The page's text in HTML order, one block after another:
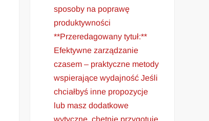
sposoby na poprawę
produktywności
**Przeredagowany tytuł:**
Efektywne zarządzanie
czasem – praktyczne metody
wspierające wydajność Jeśli
chciałbyś inne propozycje
lub masz dodatkowe
wytyczne, chętnie przygotuję